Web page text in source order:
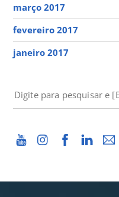
março 2017
fevereiro 2017
janeiro 2017
PESQUISAR